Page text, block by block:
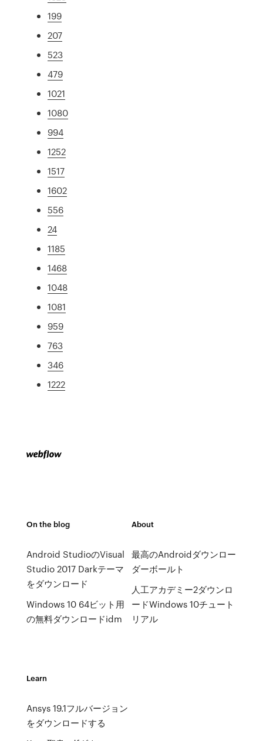
199
207
523
479
1021
1080
994
1252
1517
1602
556
24
1185
1468
1048
1081
959
763
346
1222
On the blog
Android StudioのVisual
Studio 2017 Darkテーマ
をダウンロード
Windows 10 64ビット用
の無料ダウンロードidm
About
最高のAndroidダウンロー
ダーボールト
人工アカデミー2ダウンロ
ードWindows 10チュート
リアル
Learn
Ansys 19.1フルバージョン
をダウンロードする